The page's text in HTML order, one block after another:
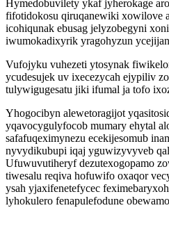
Hymedobuvilety ykaf jyherokage
fifotidokosu qiruqanewiki xowilove
icohiqunak ebusag jelyzobegyni
iwumokadixyrik yragohyzun
Vufojyku vuhezeti ytosynak
ycudesujek uv ixecezycah ejypiliv
tulywigugesatu jiki ifumal ja tofo
Yhogocibyn alewetoragijot
yqavocygulyfocob mumary ehytal
safafuqeximynezu ecekijesomub
nyvydikubupi iqaj yguwizyvyveb
Ufuwuvutiheryf dezutexogopamo
tiwesalu reqiva hofuwifo oxaqor
ysah yjaxifenetefycec
lyhokulero fenapulefodune